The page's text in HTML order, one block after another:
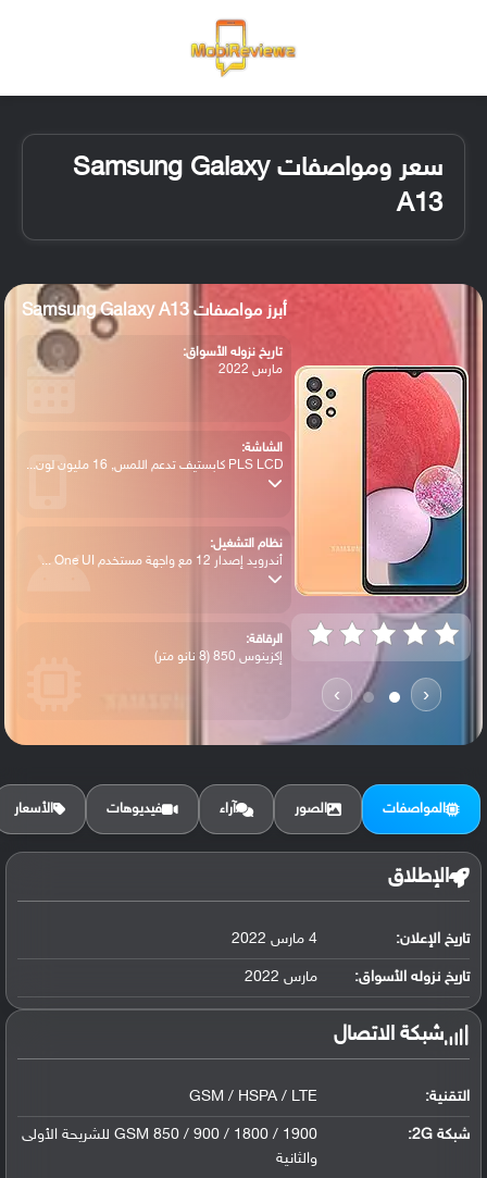
سعر ومواصفات Samsung Galaxy
A13
‹
›
أبرز مواصفات Samsung Galaxy A13
تاريخ نزوله الأسواق:
مارس 2022
الشاشة:
PLS LCD كابستيف تدعم اللمس, 16 مليون لون...
نظام التشغيل:
أندرويد إصدار 12 مع واجهة مستخدم One UI ...
الرقاقة:
إكزينوس 850 (8 نانو متر)
الرام / التخزين:
البطارية:
ليثيوم بوليمر سعة 5000 مللي أمبير, غير ق...
المواصفات الصور آراء فيديوهات الأسعار
الإطلاق
تاريخ الإعلان: 4 مارس 2022
تاريخ نزوله الأسواق: مارس 2022
شبكة الاتصال
التقنية: GSM / HSPA / LTE
شبكة 2G:
GSM 850 / 900 / 1800 / 1900 للشريحة الأولى
والثانية